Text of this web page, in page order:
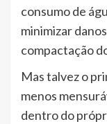
consumo de
minimizar
compactação
Mas talvez o
menos
dentro do